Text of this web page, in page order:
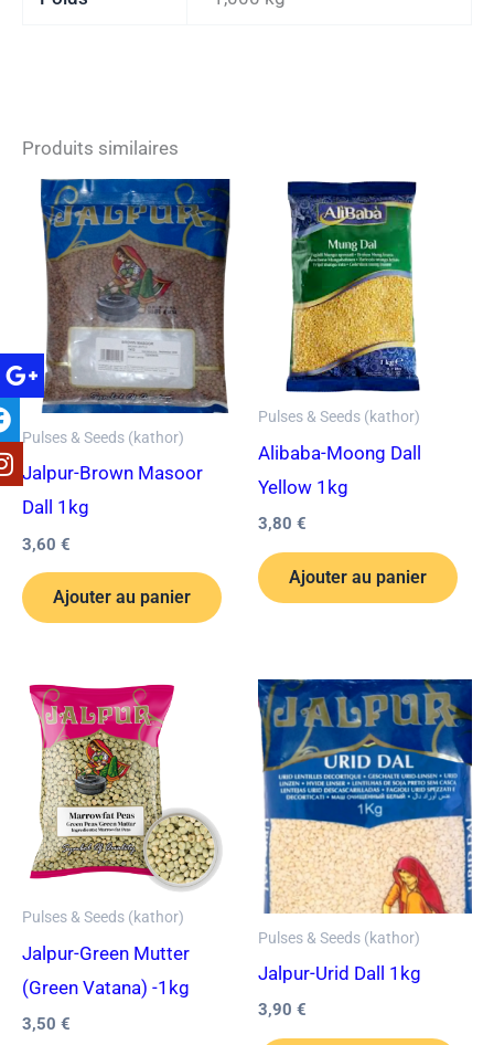
Produits similaires
Pulses & Seeds (kathor)
Jalpur-Brown Masoor
Dall 1kg
3,60 €
Ajouter au panier
Pulses & Seeds (kathor)
Alibaba-Moong Dall
Yellow 1kg
3,80 €
Ajouter au panier
Pulses & Seeds (kathor)
Jalpur-Green Mutter
(Green Vatana) -1kg
3,50 €
Pulses & Seeds (kathor)
Jalpur-Urid Dall 1kg
3,90 €